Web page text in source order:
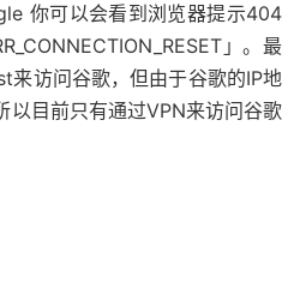
你可以会看到浏览器提示404
」。最
来访问谷歌，但由于谷歌的IP地
以目前只有通过VPN来访问谷歌